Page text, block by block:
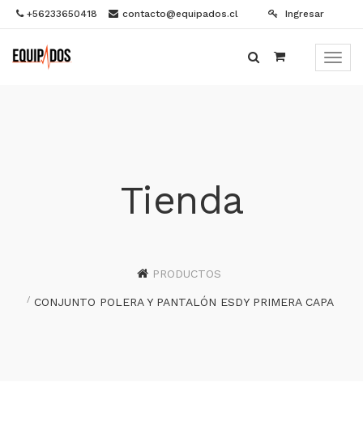
+56233650418 contacto@equipados.cl Ingresar
Menú
Tienda
PRODUCTOS
CONJUNTO POLERA Y PANTALÓN ESDY PRIMERA CAPA